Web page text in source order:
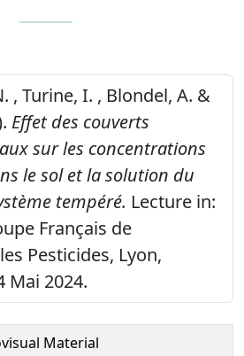
, Turine, I. , Blondel, A. &
Effet des couverts
sur les concentrations
le sol et la solution du
tempéré. Lecture in:
Français de
Pesticides, Lyon,
Mai 2024.
Material